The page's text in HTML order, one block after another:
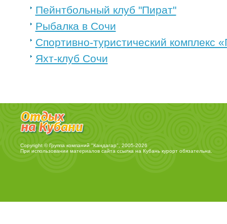
Пейнтбольный клуб "Пират"
Рыбалка в Сочи
Спортивно-туристический комплекс
Яхт-клуб Сочи
Copyright © Группа компаний "Кандагар", 2005-2026
При использовании материалов сайта ссылка на Кубань курортобязательна.